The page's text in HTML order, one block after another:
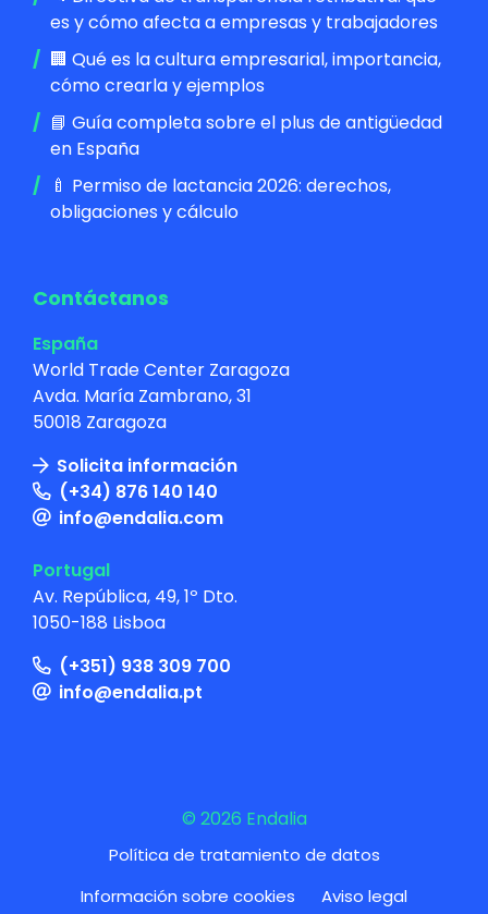
es y cómo afecta a empresas y trabajadores
🏢 Qué es la cultura empresarial, importancia,
cómo crearla y ejemplos
📘 Guía completa sobre el plus de antigüedad
en España
🍼 Permiso de lactancia 2026: derechos,
obligaciones y cálculo
Contáctanos
España
World Trade Center Zaragoza
Avda. María Zambrano, 31
50018 Zaragoza
Solicita información
(+34) 876 140 140
info@endalia.com
Portugal
Av. República, 49, 1º Dto.
1050-188 Lisboa
(+351) 938 309 700
info@endalia.pt
© 2026 Endalia
Política de tratamiento de datos
Información sobre cookies
Aviso legal